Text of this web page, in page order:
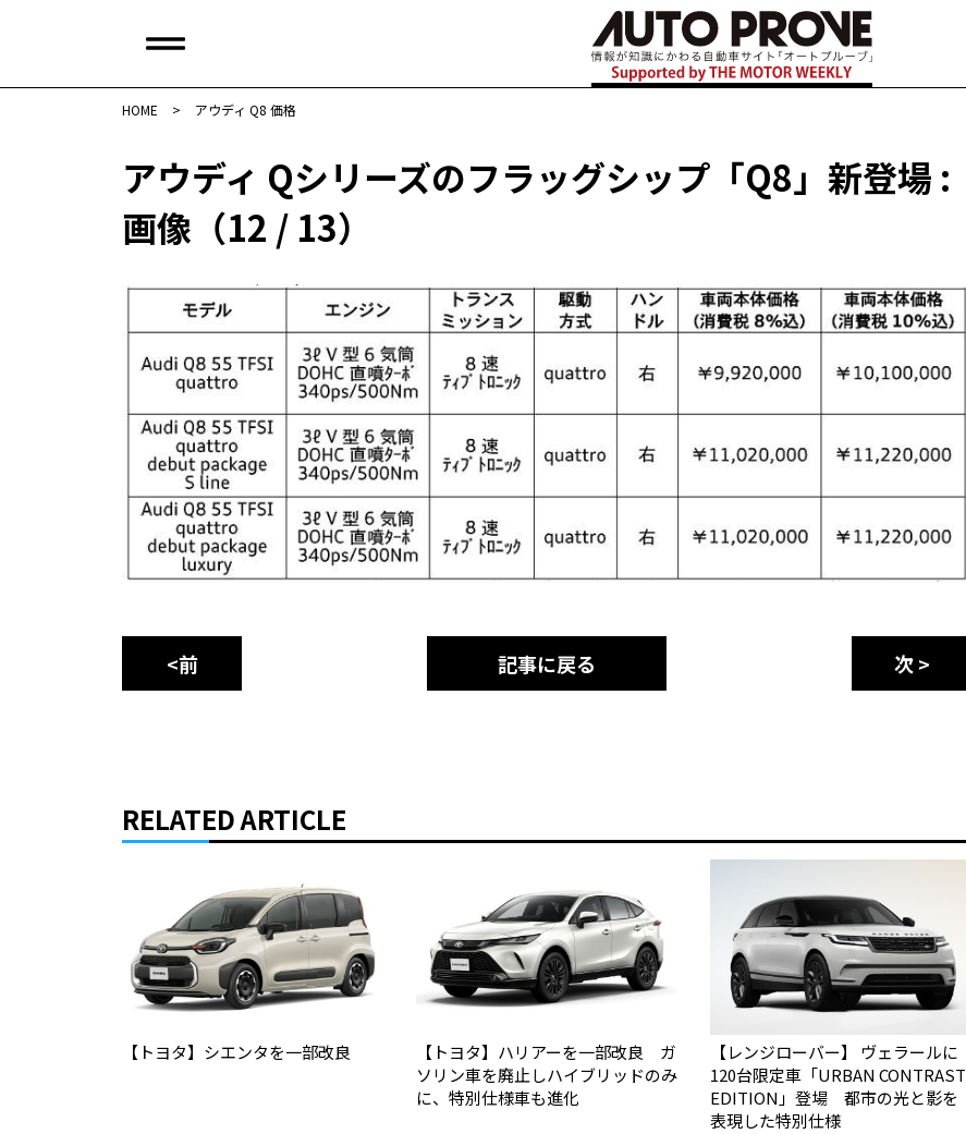
HOME > アウディ Q8 価格
アウディ Qシリーズのフラッグシップ「Q8」新登場 :
画像（12 / 13）
<前 記事に戻る 次 >
RELATED ARTICLE
【トヨタ】シエンタを一部改良
【トヨタ】ハリアーを一部改良 ガ
ソリン車を廃止しハイブリッドのみ
に、特別仕様車も進化
【レンジローバー】 ヴェラールに
120台限定車「URBAN CONTRAST
EDITION」登場 都市の光と影を
表現した特別仕様